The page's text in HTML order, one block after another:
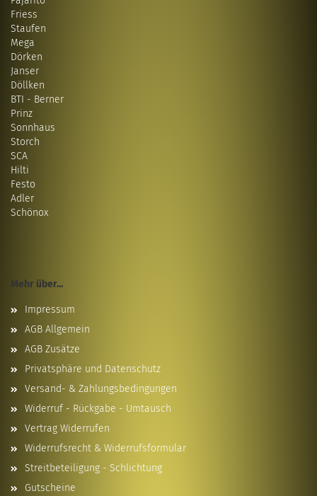
Friess
Staufen
Mega
Dörken
Janser
Döllken
BTI - Berner
Prinz
Sonnhaus
Storch
SCA
Hilti
Festo
Adler
Schönox
Mehr über...
Impressum
AGB Allgemein
AGB Zusätze
Privatsphäre und Datenschutz
Versand- & Zahlungsbedingungen
Widerruf - Rückgabe - Umtausch
Vertrag Widerrufen
Widerrufsrecht & Widerrufsformular
Streitbeteiligung - Schlichtung
Gutscheine